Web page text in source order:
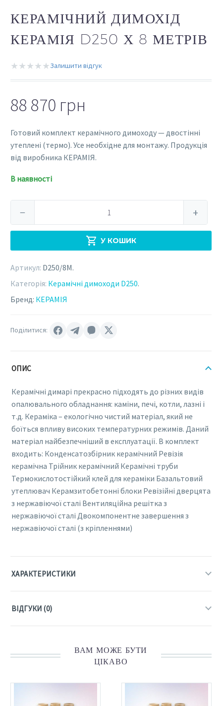
КЕРАМІЧНИЙ ДИМОХІД
КЕРАМІЯ D250 Х 8 МЕТРІВ
★★★★★Залишити відгук
88 870 грн
Готовий комплект керамічного димоходу — двостінні
утеплені (термо). Усе необхідне для монтажу. Продукція
від виробника КЕРАМІЯ.
В наявності
КЕРАМІЯ
8
метрів
кількість
− +
У КОШИК
Артикул: D250/8M.
Категорія: Керамічні димоходи D250.
Бренд: КЕРАМІЯ
Поділитися:
ОПИС
Керамічні димарі прекрасно підходять до різних видів
опалювального обладнання: каміни, печі, котли, лазні і
т.д. Кераміка – екологічно чистий матеріал, який не
боїться впливу високих температурних режимів. Даний
матеріал найбезпечніший в експлуатації. В комплект
входить: Конденсатозбірник керамічний Ревізія
керамічна Трійник керамічний Керамічні труби
Термокислотостійкий клей для кераміки Базальтовий
утеплювач Керамзитобетонні блоки Ревізійні дверцята
з нержавіючої сталі Вентиляційна решітка з
нержавіючої сталі Двокомпонентне завершення з
нержавіючої сталі (з кріпленнями)
ХАРАКТЕРИСТИКИ
ВІДГУКИ (0)
ВАМ МОЖЕ БУТИ
ЦІКАВО